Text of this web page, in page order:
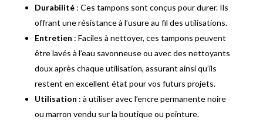
Durabilité: Ces tampons sont conçus pour durer. Ils
offrant une résistance à l’usure au fil des utilisations.
Entretien : Faciles à nettoyer, ces tampons peuvent
être lavés à l’eau savonneuse ou avec des nettoyants
doux après chaque utilisation, assurant ainsi qu’ils
restent en excellent état pour vos futurs projets.
Utilisation : à utiliser avec l’encre permanente noire
ou marron vendu sur la boutique ou peinture.